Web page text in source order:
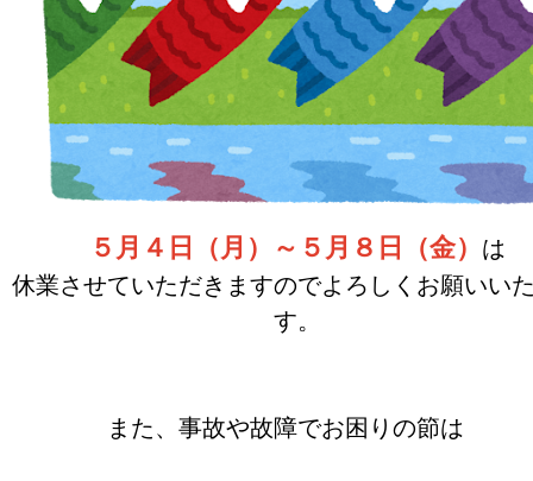
５月４日（月）～５月８日（金）
は
休業させていただきますのでよろしくお願いい
す。
また、事故や故障でお困りの節は